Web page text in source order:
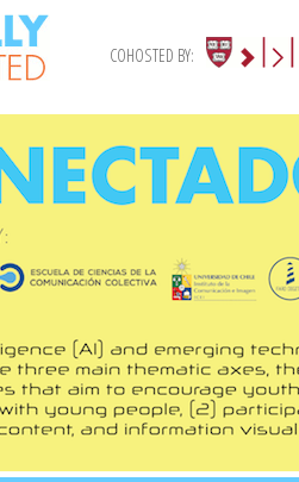
COHOSTED BY: